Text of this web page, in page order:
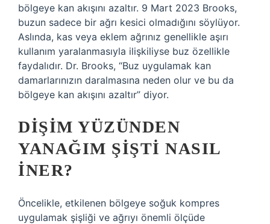
bölgeye kan akışını azaltır. 9 Mart 2023 Brooks,
buzun sadece bir ağrı kesici olmadığını söylüyor.
Aslında, kas veya eklem ağrınız genellikle aşırı
kullanım yaralanmasıyla ilişkiliyse buz özellikle
faydalıdır. Dr. Brooks, “Buz uygulamak kan
damarlarınızın daralmasına neden olur ve bu da
bölgeye kan akışını azaltır” diyor.
DIŞIM YÜZÜNDEN
YANAĞIM ŞIŞTI NASIL
INER?
Öncelikle, etkilenen bölgeye soğuk kompres
uygulamak şişliği ve ağrıyı önemli ölçüde